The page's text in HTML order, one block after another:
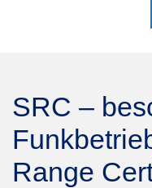
SRC –
Range